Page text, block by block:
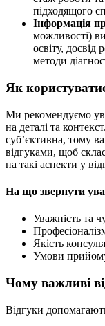
підходящого
Інформація
можливості)
освіту, досвід
методи
Як
Ми рекомендуємо
на деталі та
суб’єктивна, тому
відгуками, щоб
на такі аспекти у
На що звернути
Уважність та
Якість
Умови
Чому важливі
Відгуки